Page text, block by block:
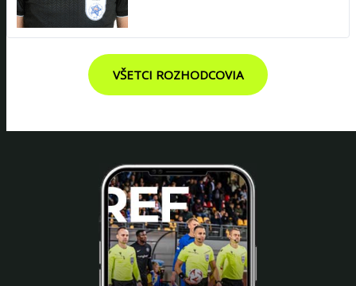
VŠETCI ROZHODCOVIA